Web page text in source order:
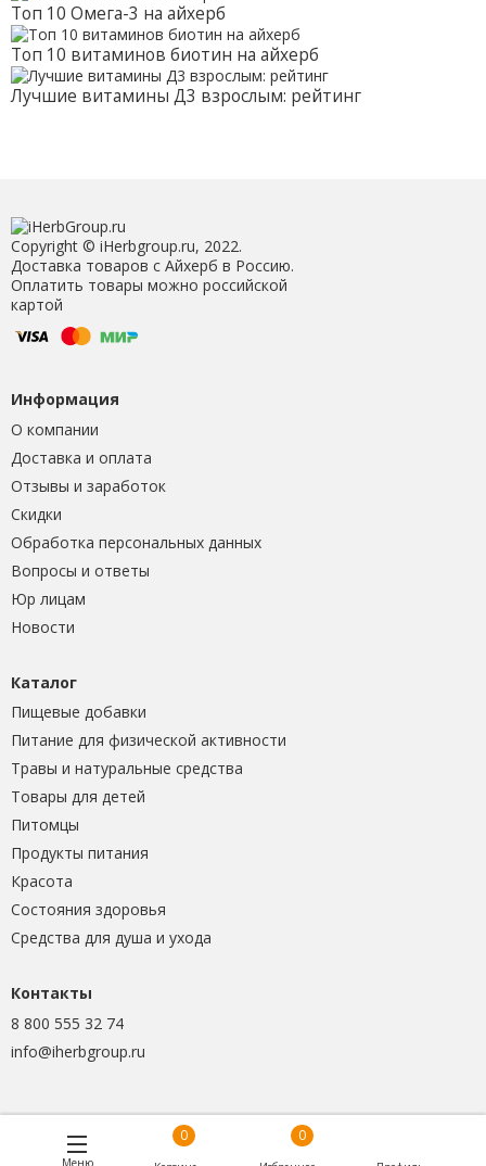
Топ 10 Омега-3 на айхерб
Топ 10 витаминов биотин на айхерб
Лучшие витамины Д3 взрослым: рейтинг
Copyright © iHerbgroup.ru, 2022.
Доставка товаров с Айхерб в Россию.
Оплатить товары можно российской
картой
Информация
О компании
Доставка и оплата
Отзывы и заработок
Скидки
Обработка персональных данных
Вопросы и ответы
Юр лицам
Новости
Каталог
Пищевые добавки
Питание для физической активности
Травы и натуральные средства
Товары для детей
Питомцы
Продукты питания
Красота
Состояния здоровья
Средства для душа и ухода
Контакты
8 800 555 32 74
info@iherbgroup.ru
Меню
0 0